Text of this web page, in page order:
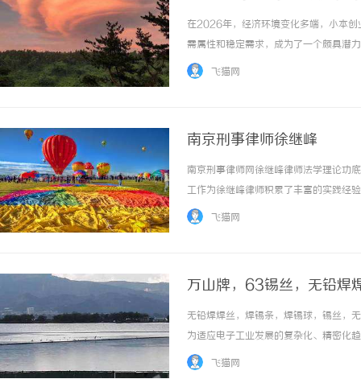
在2026年，经济环境变化多端，小本
需属性和稳定需求，成为了一个颇具潜
而繁灯网就是其中的关键助力。一、小
飞猫网
南京刑事律师徐继峰
南京刑事律师网徐继峰律师法学理论功
工作为徐继峰律师积累了丰富的实践经
事情着手，经济审判培养他从大局出发
飞猫网
万山牌，63锡丝，无铅焊
纯锌丝，6337锡条，焊锡
无铅焊焊丝，焊锡条，焊锡球，锡丝，
为适应电子工业发展的复杂化、精密化
速，湿润性、扩展性极佳；·不断芯、
飞猫网